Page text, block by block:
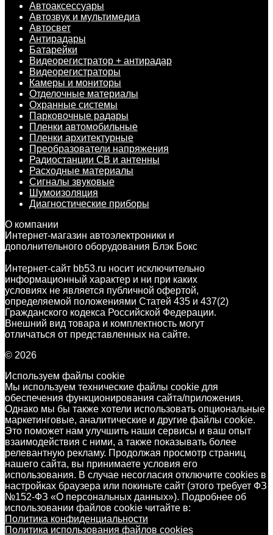
Автоаксессуары
Автозвук и мультимедиа
Автосвет
Антирадары
Батарейки
Видеорегистратор + антирадар
Видеорегистраторы
Камеры и мониторы
Отделочные материалы
Охранные системы
Парковочные радары
Пленки автомобильные
Пленки архитектурные
Преобразователи напряжения
Радиостанции CB и антенны
Расходные материалы
Сигналы звуковые
Шумоизоляция
Диагностические приборы
О компании
Интернет-магазин автоэлектроники и
дополнительного оборудования Блэк Бокс
Интернет-сайт bb53.ru носит исключительно
информационный характер и ни при каких
условиях не является публичной офертой,
определяемой положениями Статей 435 и 437(2)
Гражданского кодекса Российской Федерации.
Внешний вид товара и комплектность могут
отличаться от представленных на сайте.
© 2026
Используем файлы cookie
Мы используем технические файлы cookie для
обеспечения функционирования сайта/приложения.
Однако мы бы также хотели использовать опциональные
маркетинговые, аналитические и другие файлы cookie.
Это поможет нам улучшить наши сервисы и ваш опыт
взаимодействия с ними, а также показывать более
релевантную рекламу. Продолжая просмотр страниц
нашего сайта, вы принимаете условия его
использования. В случае несогласия отключите cookies в
настройках браузера или покиньте сайт (этого требует ФЗ
№152-ФЗ «О персональных данных»). Подробнее об
использовании файлов cookie читайте в:
Политика конфиденциальности
Политика использования файлов cookies